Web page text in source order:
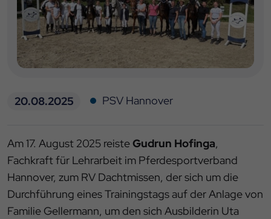
20.08.2025 PSV Hannover
Am 17. August 2025 reisteGudrun Hofinga,
Fachkraft für Lehrarbeit im Pferdesportverband
Hannover, zum RV Dachtmissen, der sich um die
Durchführung eines Trainingstags auf der Anlage von
Familie Gellermann, um den sich Ausbilderin Uta